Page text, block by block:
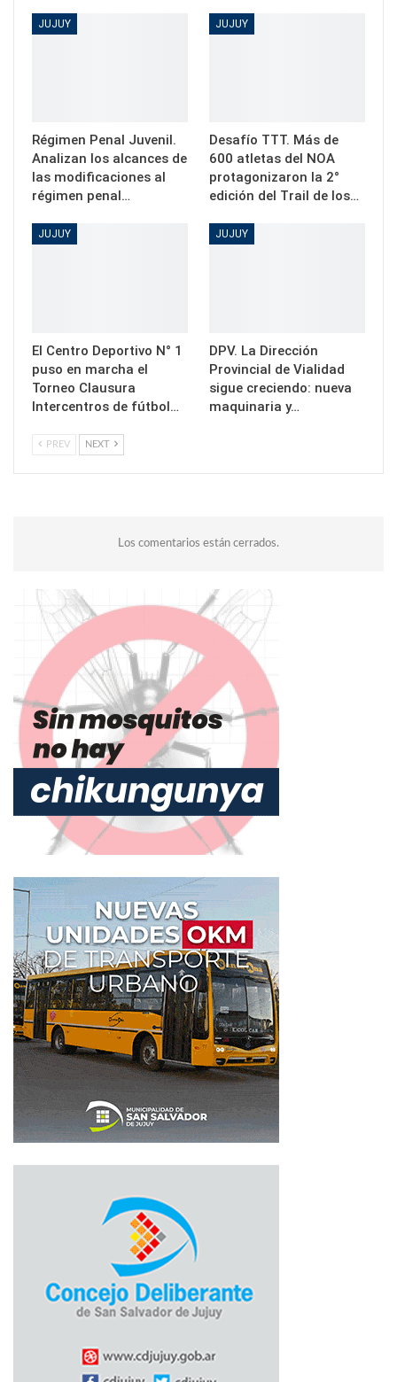
JUJUY
Régimen Penal Juvenil.
Analizan los alcances de
las modificaciones al
régimen penal…
JUJUY
Desafío TTT. Más de
600 atletas del NOA
protagonizaron la 2°
edición del Trail de los…
JUJUY
El Centro Deportivo N° 1
puso en marcha el
Torneo Clausura
Intercentros de fútbol…
JUJUY
DPV. La Dirección
Provincial de Vialidad
sigue creciendo: nueva
maquinaria y…
PREV NEXT
Los comentarios están cerrados.